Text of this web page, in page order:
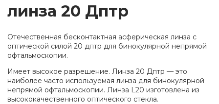
линза 20 Дптр
Отечественная бесконтактная асферическая линза с
оптической силой 20 дптр для бинокулярной непрямой
офтальмоскопии.
Имеет высокое разрешение. Линза 20 Дптр — это
наиболее часто используемая линза для бинокулярной
непрямой офтальмоскопии. Линза L20 изготовлена из
высококачественного оптического стекла.